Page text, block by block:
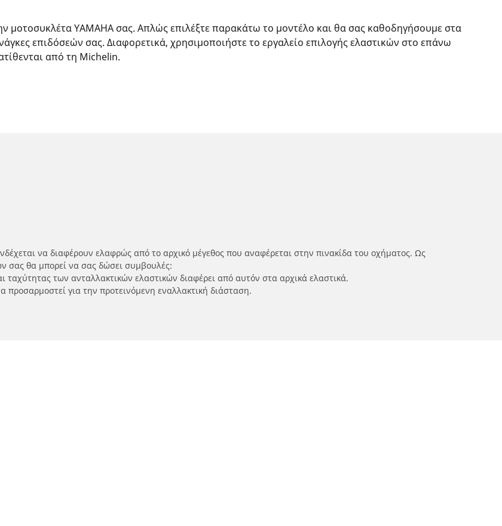
μοτοσυκλέτα YAMAHA σας. Απλώς επιλέξτε παρακάτω το μοντέλο και θα σας καθοδηγήσουμε στα
επιδόσεών σας. Διαφορετικά, χρησιμοποιήστε το εργαλείο επιλογής ελαστικών στο επάνω
από τη Michelin.
να διαφέρουν ελαφρώς από το αρχικό μέγεθος που αναφέρεται στην πινακίδα του οχήματος. Ως
σας θα μπορεί να σας δώσει συμβουλές:
ταχύτητας των ανταλλακτικών ελαστικών διαφέρει από αυτόν στα αρχικά ελαστικά.
για την προτεινόμενη εναλλακτική διάσταση.